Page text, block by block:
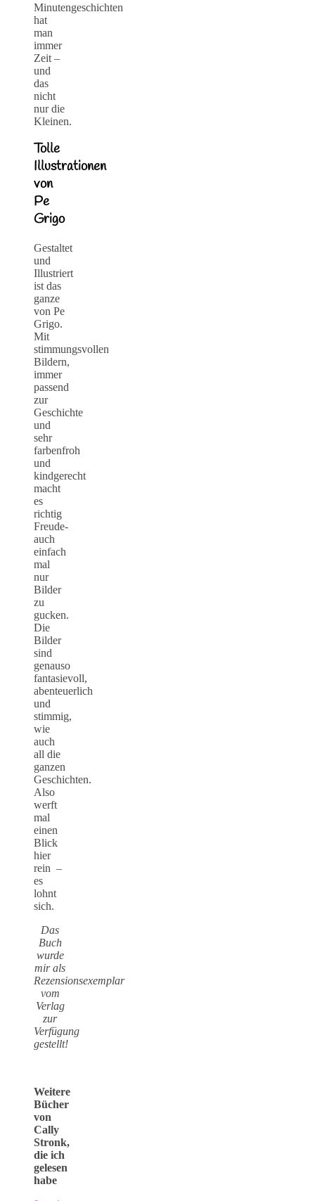
Minutengeschichten
hat
man
immer
Zeit –
und
das
nicht
nur die
Kleinen.
Tolle
Illustrationen
von
Pe
Grigo
Gestaltet
und
Illustriert
ist das
ganze
von Pe
Grigo.
Mit
stimmungsvollen
Bildern,
immer
passend
zur
Geschichte
und
sehr
farbenfroh
und
kindgerecht
macht
es
richtig
Freude-
auch
einfach
mal
nur
Bilder
zu
gucken.
Die
Bilder
sind
genauso
fantasievoll,
abenteuerlich
und
stimmig,
wie
auch
all die
ganzen
Geschichten.
Also
werft
mal
einen
Blick
hier
rein –
es
lohnt
sich.
Das
Buch
wurde
mir als
Rezensionsexemplar
vom
Verlag
zur
Verfügung
gestellt!
Weitere
Bücher
von
Cally
Stronk,
die ich
gelesen
habe